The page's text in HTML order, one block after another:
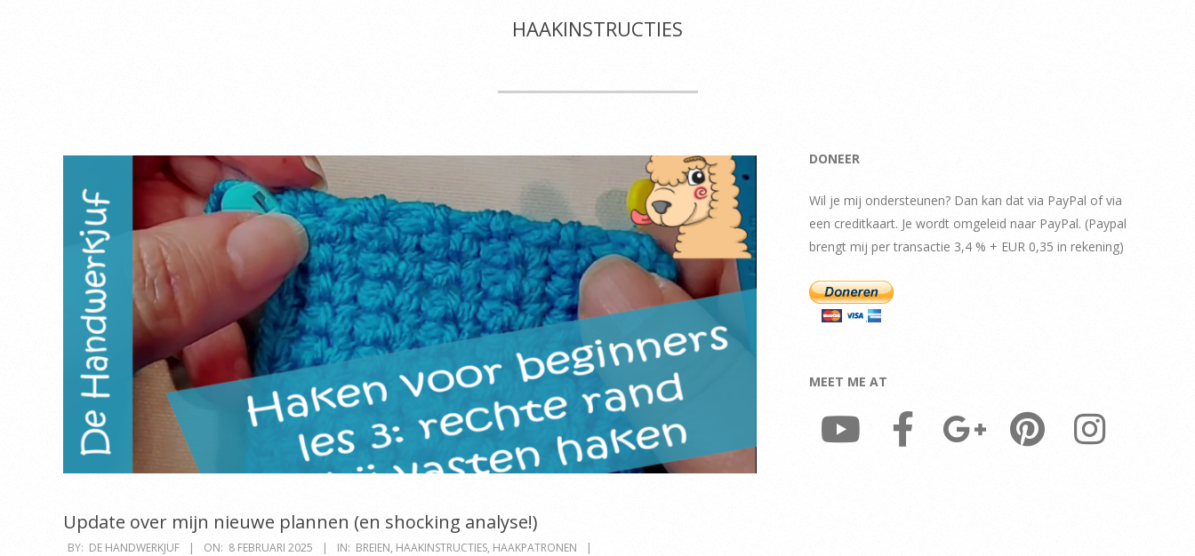
HAAKINSTRUCTIES
Update over mijn nieuwe plannen (en shocking analyse!)
2025-
BY: DE HANDWERKJUF ON: 8 FEBRUARI 2025 IN: BREIEN, HAAKINSTRUCTIES, HAAKPATRONEN
DONEER
Wil je mij ondersteunen? Dan kan dat via PayPal of via
een creditkaart. Je wordt omgeleid naar PayPal. (Paypal
brengt mij per transactie 3,4 % + EUR 0,35 in rekening)
MEET ME AT